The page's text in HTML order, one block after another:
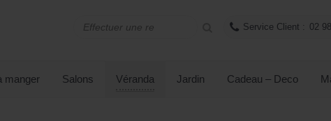
Service Client : 02
manger Salons Véranda Jardin Cadeau – Deco